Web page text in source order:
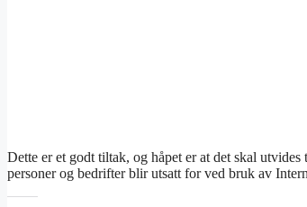
Dette er et godt tiltak, og håpet er at det skal
personer og bedrifter blir utsatt for ved bruk av